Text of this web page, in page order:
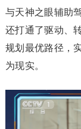
与天神之眼辅助
还打通了驱动、
规划最优路径，
为现实。